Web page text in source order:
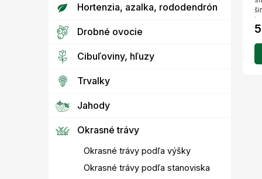
Hortenzia, azalka, rododendrón
Drobné ovocie
Cibuľoviny, hľuzy
Trvalky
Jahody
Okrasné trávy
Okrasné trávy podľa výšky
Okrasné trávy podľa stanoviska
je...